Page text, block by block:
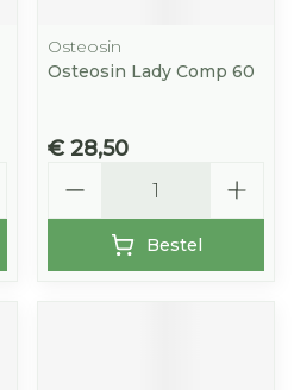
Osteosin
Osteosin Lady Comp 60
€ 28,50
Bestel